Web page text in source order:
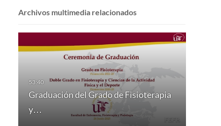
Archivos multimedia relacionados
Graduación del Grado de Fisioterapia
y…